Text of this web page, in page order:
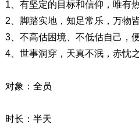
1、有坚定的目标和信仰，唯有
2、脚踏实地，知足常乐，万物
3、不高估困境、不低估自己，
4、世事洞穿，天真不泯，赤忱
对象：全员
时长：半天